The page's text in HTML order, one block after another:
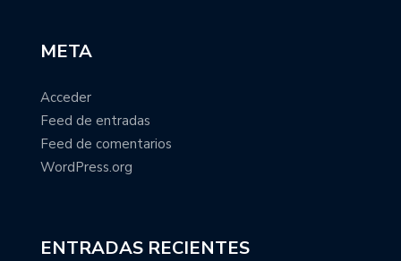
META
Acceder
Feed de entradas
Feed de comentarios
WordPress.org
ENTRADAS RECIENTES